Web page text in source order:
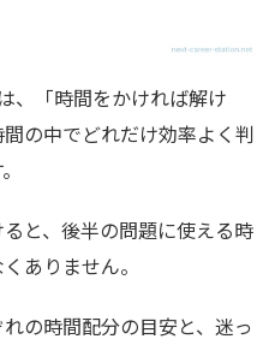
、「時間をかければ解け
の中でどれだけ効率よく判
と、後半の問題に使える時
ありません。
の時間配分の目安と、迷っ